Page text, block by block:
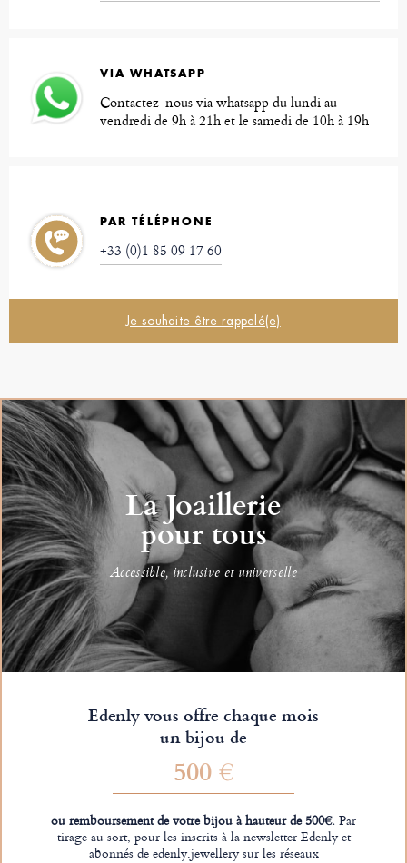
VIA WHATSAPP
Contactez-nous via whatsapp du lundi au
vendredi de 9h à 21h et le samedi de 10h à 19h
PAR TÉLÉPHONE
+33 (0)1 85 09 17 60
Je souhaite être rappelé(e)
La Joaillerie
pour tous
Accessible, inclusive et universelle
Edenly vous offre chaque mois
un bijou de
500 €
ou remboursement de votre bijou à hauteur de 500€.Par
tirage au sort, pour les inscrits à la newsletter Edenly et
abonnés de edenly.jewellery sur les réseaux